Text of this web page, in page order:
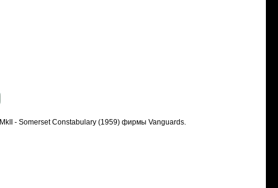
- Somerset Constabulary (1959) фирмы Vanguards.